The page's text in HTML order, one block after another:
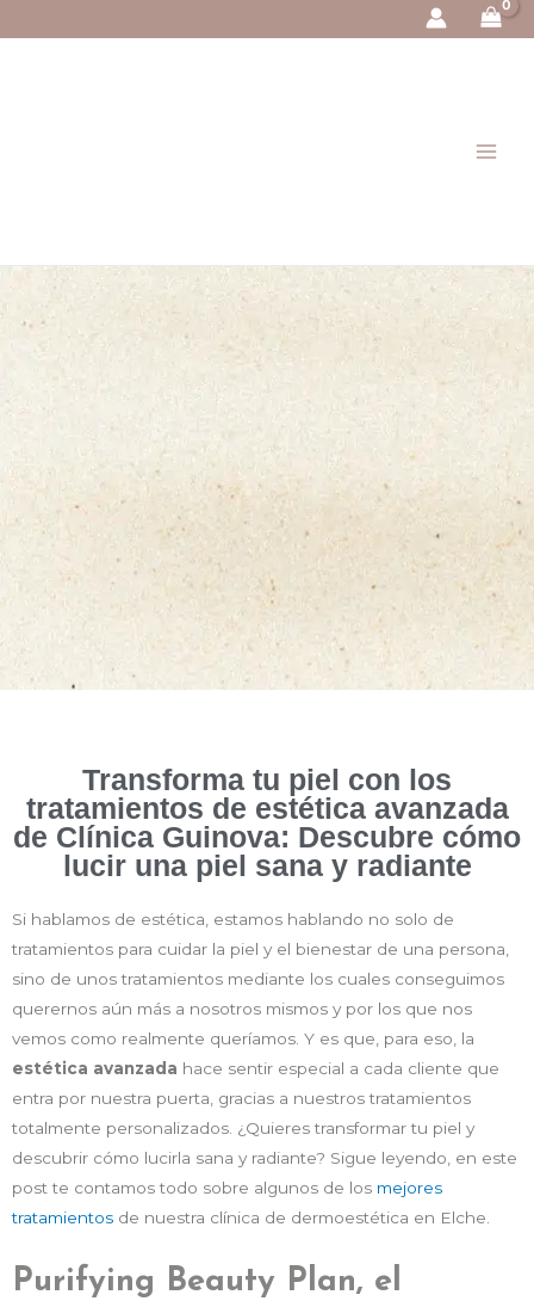
Transforma tu piel con los
tratamientos de estética avanzada
de Clínica Guinova: Descubre cómo
lucir una piel sana y radiante
Si hablamos de estética, estamos hablando no solo de
tratamientos para cuidar la piel y el bienestar de una persona,
sino de unos tratamientos mediante los cuales conseguimos
querernos aún más a nosotros mismos y por los que nos
vemos como realmente queríamos. Y es que, para eso, la
estética avanzada hace sentir especial a cada cliente que
entra por nuestra puerta, gracias a nuestros tratamientos
totalmente personalizados. ¿Quieres transformar tu piel y
descubrir cómo lucirla sana y radiante? Sigue leyendo, en este
post te contamos todo sobre algunos de los mejores
tratamientos de nuestra clínica de dermoestética en Elche.
Purifying Beauty Plan, el